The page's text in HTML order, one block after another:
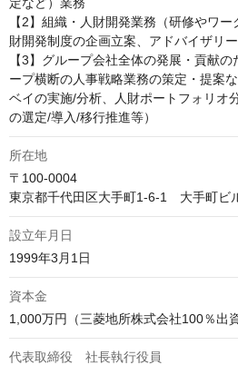
【2】組織・⼈財開発業務（研修やワ
財開発制度の企画⽴案、アドバイザリー
【3】グループ会社全体の発展・貢献
ープ横断の⼈事戦略業務の策定・提案
ベイの実施/分析、⼈財ポートフォリオ
の選定/導⼊/移⾏推進等）
所在地
〒100-0004
東京都千代田区大手町1-6-1　大手町ビ
設立年月日
1999年3月1日
資本金
1,000万円（三菱地所株式会社100％出資
代表取締役 社長執行役員